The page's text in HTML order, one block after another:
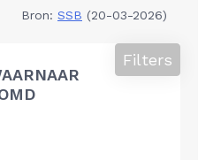
Bron: SSB (20-03-2026)
Filters